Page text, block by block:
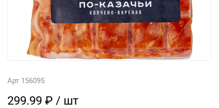
Арт 156095
299.99 ₽ / шт